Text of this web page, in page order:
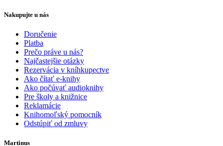
Nakupujte u nás
Doručenie
Platba
Prečo práve u nás?
Najčastejšie otázky
Rezervácia v kníhkupectve
Ako čítať e-knihy
Ako počúvať audioknihy
Pre školy a knižnice
Reklamácie
Knihomoľský pomocník
Odstúpiť od zmluvy
Martinus